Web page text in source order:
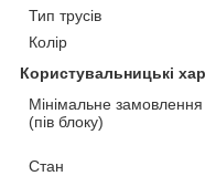
Тип трусів
Колір
Користувальницькі
Мінімальне замовлення
(пів блоку)
Стан